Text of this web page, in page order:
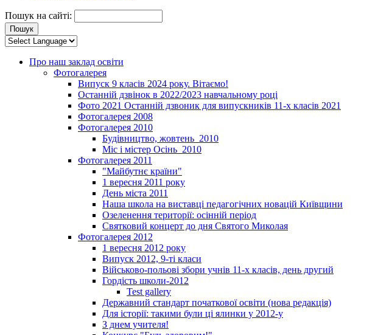
Пошук на сайті:
Про наш заклад освіти
Фотогалерея
Випуск 9 класів 2024 року. Вітаємо!
Останній дзвінок в 2022/2023 навчальному році
Фото 2021 Останній дзвоник для випускників 11-х класів 2021
Фотогалерея 2008
Фотогалерея 2010
Будівництво, жовтень_2010
Міс і містер Осінь_2010
Фотогалерея 2011
"Майбутнє країни"
1 вересня 2011 року
День міста 2011
Наша школа на виставці педагогічних новацій Київщини
Озеленення території: осінній період
Святковий концерт до дня Святого Миколая
Фотогалерея 2012
1 вересня 2012 року
Випуск 2012, 9-ті класи
Військово-польові збори учнів 11-х класів, день другий
Гордість школи-2012
Test gallery
Державний стандарт початкової освіти (нова редакція)
Для історії: такими були ці ялинки у 2012-у
З днем учителя!